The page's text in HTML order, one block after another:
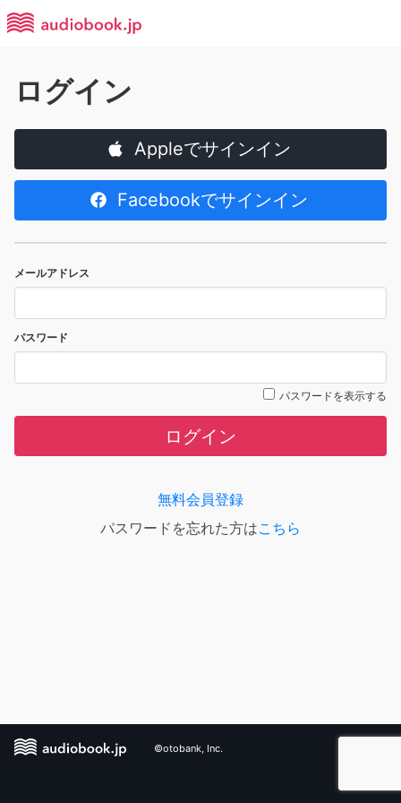
ログイン
Appleでサインイン
Facebookでサインイン
メールアドレス
パスワード
パスワードを表示する
ログイン
無料会員登録
パスワードを忘れた方はこちら
©otobank, Inc.